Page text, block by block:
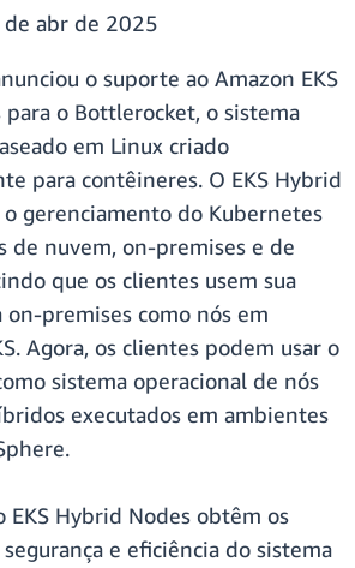
de abr de 2025
o suporte ao Amazon EKS
o Bottlerocket, o sistema
em Linux criado
para contêineres. O EKS Hybrid
gerenciamento do Kubernetes
de nuvem, on-premises e de
que os clientes usem sua
premises como nós em
Agora, os clientes podem usar o
sistema operacional de nós
executados em ambientes
EKS Hybrid Nodes obtêm os
e eficiência do sistema